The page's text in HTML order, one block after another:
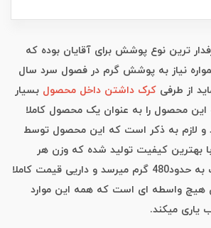
ترین نوع پوشش برای آقایان بوده که
همواره نیاز به پوشش گرم در فصول سرد سال
از طرفی کرک داشتن داخل محصول بسیار
این محصول را به عنوان یک محصول کاملا
و لازم به ذکر است که این محصول توسط
بهترین کیفیت تولید شده که وزن هر
محصول از نظر ضخامت به حدود480 گرم میرسد و داریی قیمت کاملا
هیچ واسطه ای است که همه این موارد
یاری میکند.